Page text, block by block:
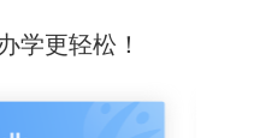
学更轻松！